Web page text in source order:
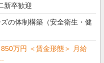
新卒歓迎
の体制構築（安全衛生・健
万円 ＜賃金形態＞ 月給